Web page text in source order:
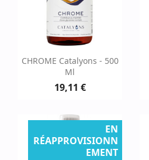
CHROME Catalyons - 500
Ml
19,11 €
EN
RÉAPPROVISIONN
EMENT